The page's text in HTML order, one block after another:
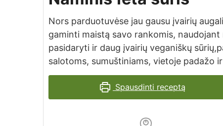
Nors parduotuvėse jau gausu įvairių
gaminti maistą savo rankomis,
pasidaryti ir daug įvairių veganiškų
salotoms, sumuštiniams, vietoje padažo
Spausdinti receptą